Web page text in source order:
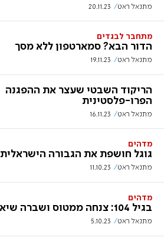
מתנאל ראט 20.11.23
מתחבר לבגדים
הדור הבא? סמארטפון ללא מסך
מתנאל ראט 19.11.23
הריקוד השבטי שעצר את ההפגנה
הפרו-פלסטינית
מתנאל ראט 16.11.23
מדהים
גוגל חושפת את הגבורה הישראלית
מתנאל ראט 11.10.23
מדהים
בגיל 104: צנחה ממטוס ושברה שיא
מתנאל ראט 5.10.23